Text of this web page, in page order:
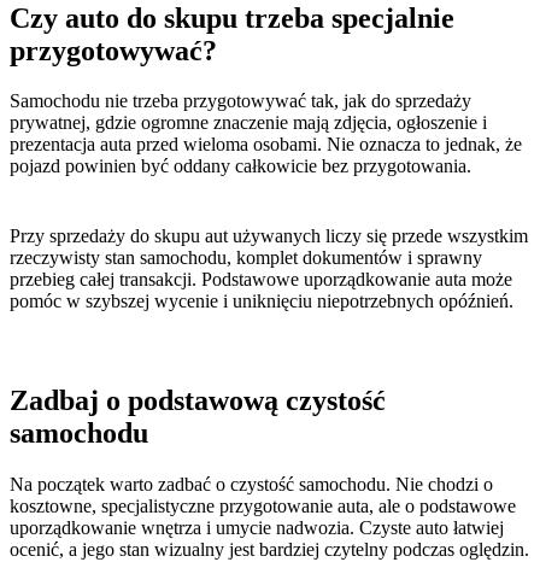
Czy auto do skupu trzeba specjalnie
przygotowywać?
Samochodu nie trzeba przygotowywać tak, jak do sprzedaży
prywatnej, gdzie ogromne znaczenie mają zdjęcia, ogłoszenie i
prezentacja auta przed wieloma osobami. Nie oznacza to jednak, że
pojazd powinien być oddany całkowicie bez przygotowania.
Przy sprzedaży do skupu aut używanych liczy się przede wszystkim
rzeczywisty stan samochodu, komplet dokumentów i sprawny
przebieg całej transakcji. Podstawowe uporządkowanie auta może
pomóc w szybszej wycenie i uniknięciu niepotrzebnych opóźnień.
Zadbaj o podstawową czystość
samochodu
Na początek warto zadbać o czystość samochodu. Nie chodzi o
kosztowne, specjalistyczne przygotowanie auta, ale o podstawowe
uporządkowanie wnętrza i umycie nadwozia. Czyste auto łatwiej
ocenić, a jego stan wizualny jest bardziej czytelny podczas oględzin.